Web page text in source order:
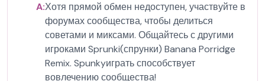
A:Хотя прямой обмен недоступен, участвуйте в
форумах сообщества, чтобы делиться
советами и миксами. Общайтесь с другими
игроками Sprunki(спрунки) Banana Porridge
Remix. Spunkyиграть способствует
вовлечению сообщества!